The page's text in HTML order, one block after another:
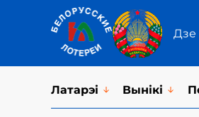
Дзе
Латарэi Вынікі